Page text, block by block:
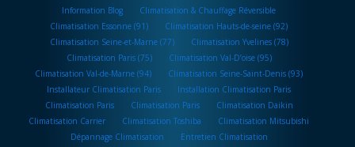
Information Blog
Climatisation & Chauffage Réversible
Climatisation Essonne (91)
Climatisation Hauts-de-seine (92)
Climatisation Seine-et-Marne (77)
Climatisation Yvelines (78)
Climatisation Paris (75)
Climatisation Val-D’oise (95)
Climatisation Val-de-Marne (94)
Climatisation Seine-Saint-Denis (93)
Installateur Climatisation Paris
Installation Climatisation Paris
Climatisation Paris
Climatisation Paris
Climatisation Daikin
Climatisation Carrier
Climatisation Toshiba
Climatisation Mitsubishi
Dépannage Climatisation
Entretien Climatisation